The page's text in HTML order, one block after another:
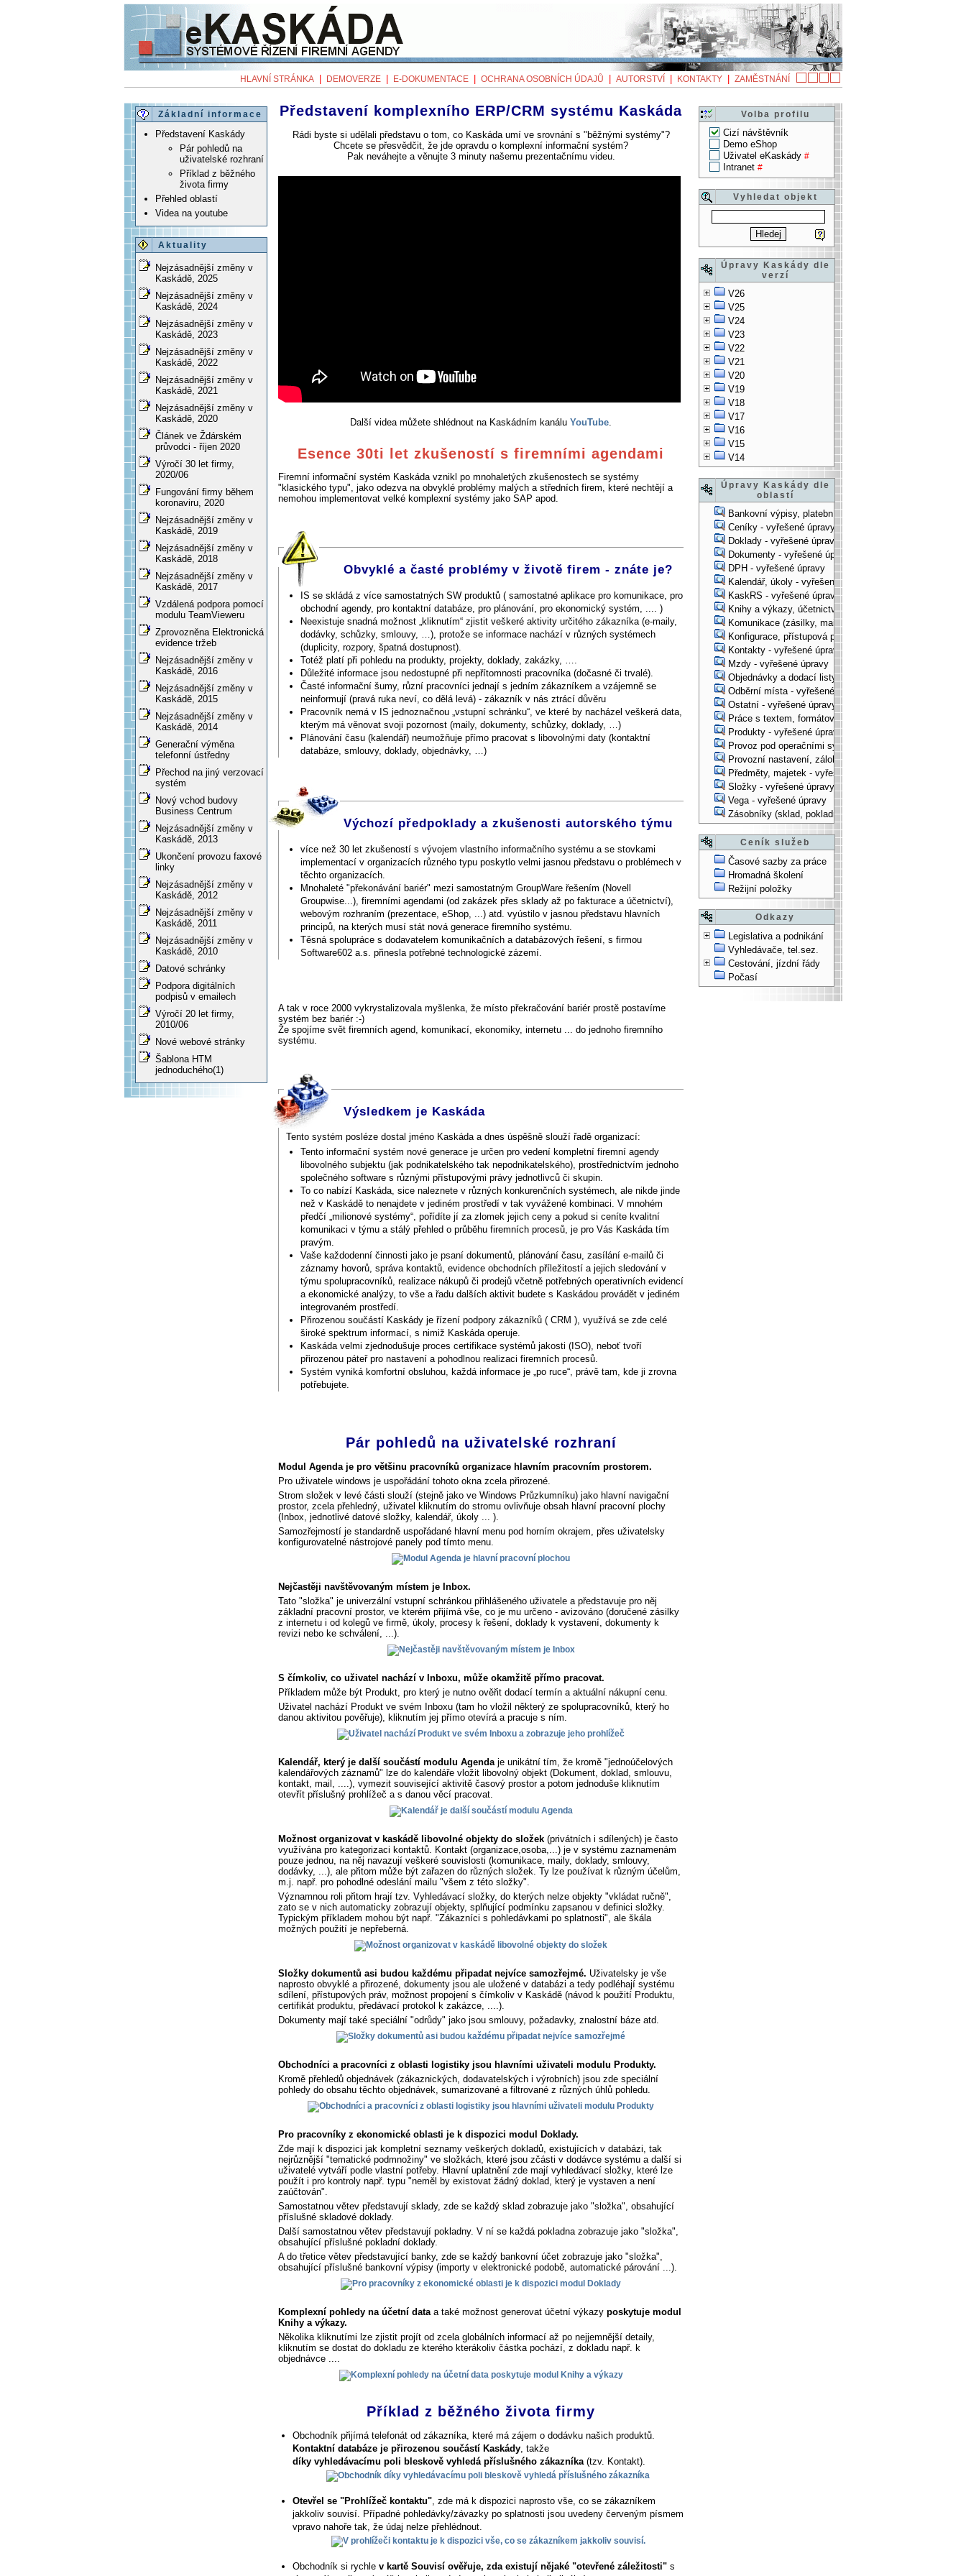
HLAVNÍ STRÁNKA DEMOVERZE E-DOKUMENTACE OCHRANA OSOBNÍCH ÚDAJŮ AUTORSTVÍ KONTAKTY ZAMĚSTNÁNÍ
Základní informace
Představení Kaskády
Pár pohledů na
uživatelské rozhraní
Příklad z běžného
života firmy
Přehled oblastí
Videa na youtube
Aktuality
Nejzásadnější změny v
Kaskádě, 2025
Nejzásadnější změny v
Kaskádě, 2024
Nejzásadnější změny v
Kaskádě, 2023
Nejzásadnější změny v
Kaskádě, 2022
Nejzásadnější změny v
Kaskádě, 2021
Nejzásadnější změny v
Kaskádě, 2020
Článek ve Ždárském
průvodci - říjen 2020
Výročí 30 let firmy,
2020/06
Fungování firmy během
koronaviru, 2020
Nejzásadnější změny v
Kaskádě, 2019
Nejzásadnější změny v
Kaskádě, 2018
Nejzásadnější změny v
Kaskádě, 2017
Vzdálená podpora pomocí
modulu TeamVieweru
Zprovozněna Elektronická
evidence tržeb
Nejzásadnější změny v
Kaskádě, 2016
Nejzásadnější změny v
Kaskádě, 2015
Nejzásadnější změny v
Kaskádě, 2014
Generační výměna
telefonní ústředny
Přechod na jiný verzovací
systém
Nový vchod budovy
Business Centrum
Nejzásadnější změny v
Kaskádě, 2013
Ukončení provozu faxové
linky
Nejzásadnější změny v
Kaskádě, 2012
Nejzásadnější změny v
Kaskádě, 2011
Nejzásadnější změny v
Kaskádě, 2010
Datové schránky
Podpora digitálních
podpisů v emailech
Výročí 20 let firmy,
2010/06
Nové webové stránky
Šablona HTM
jednoduchého(1)
Volba profilu
Cizí návštěvník
Demo eShop
Uživatel eKaskády #
Intranet #
Vyhledat objekt
Úpravy Kaskády dle
verzí
V26
V25
V24
V23
V22
V21
V20
V19
V18
V17
V16
V15
V14
Úpravy Kaskády dle
oblastí
Bankovní výpisy, platební příkazy - vyřešené úpravy
Ceníky - vyřešené úpravy
Doklady - vyřešené úpravy
Dokumenty - vyřešené úpravy
DPH - vyřešené úpravy
Kalendář, úkoly - vyřešené úpravy
KaskRS - vyřešené úpravy
Knihy a výkazy, účetnictví - vyřešené úpravy
Komunikace (zásilky, mail-systém, ...) - vyřešené úpravy
Konfigurace, přístupová práva, ... - vyřešené úpravy
Kontakty - vyřešené úpravy
Mzdy - vyřešené úpravy
Objednávky a dodací listy - vyřešené úpravy
Odběrní místa - vyřešené úpravy
Ostatní - vyřešené úpravy
Práce s textem, formátování, ... - vyřešené úpravy
Produkty - vyřešené úpravy
Provoz pod operačními systémy, technologické věci -
Provozní nastavení, zálohování, instalace, ... -
Předměty, majetek - vyřešené úpravy
Složky - vyřešené úpravy
Vega - vyřešené úpravy
Zásobníky (sklad, pokladna, bank. účet) - vyřešené
Ceník služeb
Časové sazby za práce
Hromadná školení
Režijní položky
Odkazy
Legislativa a podnikání
Vyhledávače, tel.sez.
Cestování, jízdní řády
Počasí
Představení komplexního ERP/CRM systému Kaskáda
Rádi byste si udělali představu o tom, co Kaskáda umí ve srovnání s "běžnými systémy"?
Chcete se přesvědčit, že jde opravdu o komplexní informační systém?
Pak neváhejte a věnujte 3 minuty našemu prezentačnímu videu.
Další videa můžete shlédnout na Kaskádním kanálu YouTube
Esence 30ti let zkušeností s firemními agendami
Firemní informační systém Kaskáda vznikl po mnohaletých zkušenostech se systémy
"klasického typu", jako odezva na obvyklé problémy malých a středních firem, které nechtějí a
nemohou implementovat velké komplexní systémy jako SAP apod.
Obvyklé a časté problémy v životě firem - znáte je?
IS se skládá z více samostatných SW produktů ( samostatné aplikace pro komunikace, pro
obchodní agendy, pro kontaktní databáze, pro plánování, pro ekonomický systém, .... )
Neexistuje snadná možnost „kliknutím“ zjistit veškeré aktivity určitého zákazníka (e-maily,
dodávky, schůzky, smlouvy, …), protože se informace nachází v různých systémech
(duplicity, rozpory, špatná dostupnost).
Totéž platí při pohledu na produkty, projekty, doklady, zakázky, ….
Důležité informace jsou nedostupné při nepřítomnosti pracovníka (dočasné či trvalé).
Časté informační šumy, různí pracovníci jednají s jedním zákazníkem a vzájemně se
neinformují (pravá ruka neví, co dělá levá) - zákazník v nás ztrácí důvěru
Pracovník nemá v IS jednoznačnou „vstupní schránku“, ve které by nacházel veškerá data,
kterým má věnovat svoji pozornost (maily, dokumenty, schůzky, doklady, …)
Plánování času (kalendář) neumožňuje přímo pracovat s libovolnými daty (kontaktní
databáze, smlouvy, doklady, objednávky, …)
Výchozí předpoklady a zkušenosti autorského týmu
více než 30 let zkušeností s vývojem vlastního informačního systému a se stovkami
implementací v organizacích různého typu poskytlo velmi jasnou představu o problémech v
těchto organizacích.
Mnohaleté "překonávání bariér" mezi samostatným GroupWare řešením (Novell
Groupwise...), firemními agendami (od zakázek přes sklady až po fakturace a účetnictví),
webovým rozhraním (prezentace, eShop, ...) atd. vyústilo v jasnou představu hlavních
principů, na kterých musí stát nová generace firemního systému.
Těsná spolupráce s dodavatelem komunikačních a databázových řešení, s firmou
Software602 a.s. přinesla potřebné technologické zázemí.
A tak v roce 2000 vykrystalizovala myšlenka, že místo překračování bariér prostě postavíme
systém bez bariér :-)
Že spojíme svět firemních agend, komunikací, ekonomiky, internetu ... do jednoho firemního
systému.
Výsledkem je Kaskáda
Tento systém posléze dostal jméno Kaskáda a dnes úspěšně slouží řadě organizací:
Tento informační systém nové generace je určen pro vedení kompletní firemní agendy
libovolného subjektu (jak podnikatelského tak nepodnikatelského), prostřednictvím jednoho
společného software s různými přístupovými právy jednotlivců či skupin.
To co nabízí Kaskáda, sice naleznete v různých konkurenčních systémech, ale nikde jinde
než v Kaskádě to nenajdete v jediném prostředí v tak vyvážené kombinaci. V mnohém
předčí „milionové systémy“, pořídíte jí za zlomek jejich ceny a pokud si ceníte kvalitní
komunikaci v týmu a stálý přehled o průběhu firemních procesů, je pro Vás Kaskáda tím
pravým.
Vaše každodenní činnosti jako je psaní dokumentů, plánování času, zasílání e-mailů či
záznamy hovorů, správa kontaktů, evidence obchodních příležitostí a jejich sledování v
týmu spolupracovníků, realizace nákupů či prodejů včetně potřebných operativních evidencí
a ekonomické analýzy, to vše a řadu dalších aktivit budete s Kaskádou provádět v jediném
integrovaném prostředí.
Přirozenou součástí Kaskády je řízení podpory zákazníků ( CRM ), využívá se zde celé
široké spektrum informací, s nimiž Kaskáda operuje.
Kaskáda velmi zjednodušuje proces certifikace systémů jakosti (ISO), neboť tvoří
přirozenou páteř pro nastavení a pohodlnou realizaci firemních procesů.
Systém vyniká komfortní obsluhou, každá informace je „po ruce“, právě tam, kde ji zrovna
potřebujete.
Pár pohledů na uživatelské rozhraní
Modul Agenda je pro většinu pracovníků organizace hlavním pracovním prostorem.
Pro uživatele windows je uspořádání tohoto okna zcela přirozené.
Strom složek v levé části slouží (stejně jako ve Windows Průzkumníku) jako hlavní navigační
prostor, zcela přehledný, uživatel kliknutím do stromu ovlivňuje obsah hlavní pracovní plochy
(Inbox, jednotlivé datové složky, kalendář, úkoly ... ).
Samozřejmostí je standardně uspořádané hlavní menu pod horním okrajem, přes uživatelsky
konfigurovatelné nástrojové panely pod tímto menu.
Nejčastěji navštěvovaným místem je Inbox.
Tato "složka" je univerzální vstupní schránkou přihlášeného uživatele a představuje pro něj
základní pracovní prostor, ve kterém přijímá vše, co je mu určeno - avizováno (doručené zásilky
z internetu i od kolegů ve firmě, úkoly, procesy k řešení, doklady k vystavení, dokumenty k
revizi nebo ke schválení, ...).
S čímkoliv, co uživatel nachází v Inboxu, může okamžitě přímo pracovat.
Příkladem může být Produkt, pro který je nutno ověřit dodací termín a aktuální nákupní cenu.
Uživatel nachází Produkt ve svém Inboxu (tam ho vložil některý ze spolupracovníků, který ho
danou aktivitou pověřuje), kliknutím jej přímo otevírá a pracuje s ním.
Kalendář, který je další součástí modulu Agenda je unikátní tím, že kromě "jednoúčelových
kalendářových záznamů" lze do kalendáře vložit libovolný objekt (Dokument, doklad, smlouvu,
kontakt, mail, ....), vymezit související aktivitě časový prostor a potom jednoduše kliknutím
otevřít příslušný prohlížeč a s danou věcí pracovat.
Možnost organizovat v kaskádě libovolné objekty do složek (privátních i sdílených) je často
využívána pro kategorizaci kontaktů. Kontakt (organizace,osoba,...) je v systému zaznamenám
pouze jednou, na něj navazují veškeré souvislosti (komunikace, maily, doklady, smlouvy,
dodávky, ...), ale přitom může být zařazen do různých složek. Ty lze používat k různým účelům,
m.j. např. pro pohodlné odeslání mailu "všem z této složky".
Významnou roli přitom hrají tzv. Vyhledávací složky, do kterých nelze objekty "vkládat ručně",
zato se v nich automaticky zobrazují objekty, splňující podmínku zapsanou v definici složky.
Typickým příkladem mohou být např. "Zákazníci s pohledávkami po splatnosti", ale škála
možných použití je nepřeberná.
Složky dokumentů asi budou každému připadat nejvíce samozřejmé. Uživatelsky je vše
naprosto obvyklé a přirozené, dokumenty jsou ale uložené v databázi a tedy podléhají systému
sdílení, přístupových práv, možnost propojení s čímkoliv v Kaskádě (návod k použití Produktu,
certifikát produktu, předávací protokol k zakázce, ....).
Dokumenty mají také speciální "odrůdy" jako jsou smlouvy, požadavky, znalostní báze atd.
Obchodníci a pracovníci z oblasti logistiky jsou hlavními uživateli modulu Produkty.
Kromě přehledů objednávek (zákaznických, dodavatelských i výrobních) jsou zde speciální
pohledy do obsahu těchto objednávek, sumarizované a filtrované z různých úhlů pohledu.
Pro pracovníky z ekonomické oblasti je k dispozici modul Doklady.
Zde mají k dispozici jak kompletní seznamy veškerých dokladů, existujících v databázi, tak
nejrůznější "tematické podmnožiny" ve složkách, které jsou zčásti v dodávce systému a další si
uživatelé vytváří podle vlastní potřeby. Hlavní uplatnění zde mají vyhledávací složky, které lze
použít i pro kontroly např. typu "neměl by existovat žádný doklad, který je vystaven a není
zaúčtován".
Samostatnou větev představují sklady, zde se každý sklad zobrazuje jako "složka", obsahující
příslušné skladové doklady.
Další samostatnou větev představují pokladny. V ní se každá pokladna zobrazuje jako "složka",
obsahující příslušné pokladní doklady.
A do třetice větev představující banky, zde se každý bankovní účet zobrazuje jako "složka",
obsahující příslušné bankovní výpisy (importy v elektronické podobě, automatické párování ...).
Komplexní pohledy na účetní data a také možnost generovat účetní výkazy poskytuje modul
Knihy a výkazy.
Několika kliknutími lze zjistit projít od zcela globálních informací až po nejjemnější detaily,
kliknutím se dostat do dokladu ze kterého kterákoliv částka pochází, z dokladu např. k
objednávce ....
Příklad z běžného života firmy
Obchodník přijímá telefonát od zákazníka, které má zájem o dodávku našich produktů.
Kontaktní databáze je přirozenou součástí Kaskády, takže
díky vyhledávacímu poli bleskově vyhledá příslušného zákazníka(tzv. Kontakt).
Otevřel se "Prohlížeč kontaktu", zde má k dispozici naprosto vše, co se zákazníkem
jakkoliv souvisí. Případné pohledávky/závazky po splatnosti jsou uvedeny červeným písmem
vpravo nahoře tak, že údaj nelze přehlédnout.
Obchodník si rychle v kartě Souvisí ověřuje, zda existují nějaké "otevřené záležitosti" s